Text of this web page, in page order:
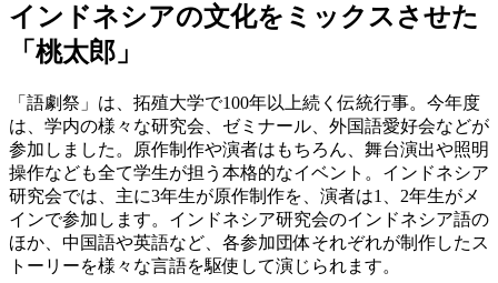
インドネシアの文化をミックスさせた
「桃太郎」
「語劇祭」は、拓殖大学で100年以上続く伝統行事。今年度
は、学内の様々な研究会、ゼミナール、外国語愛好会などが
参加しました。原作制作や演者はもちろん、舞台演出や照明
操作なども全て学生が担う本格的なイベント。インドネシア
研究会では、主に3年生が原作制作を、演者は1、2年生がメ
インで参加します。インドネシア研究会のインドネシア語の
ほか、中国語や英語など、各参加団体それぞれが制作したス
トーリーを様々な言語を駆使して演じられます。